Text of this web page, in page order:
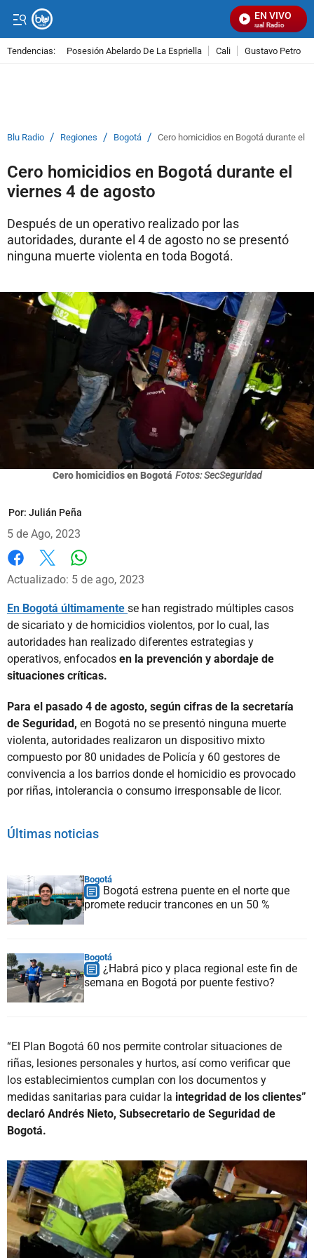
EN VIVO
Señal Visual Radio
Tendencias: Posesión Abelardo De La Espriella Cali Gustavo Petro
Blu Radio / Regiones / Bogotá / Cero homicidios en Bogotá durante el
Cero homicidios en Bogotá durante el
viernes 4 de agosto
Después de un operativo realizado por las
autoridades, durante el 4 de agosto no se presentó
ninguna muerte violenta en toda Bogotá.
Cero homicidios en Bogotá Fotos: SecSeguridad
Por: Julián Peña
5 de Ago, 2023
Facebook
X
Actualizado: 5 de ago, 2023
En Bogotá últimamente se han registrado múltiples casos
de sicariato y de homicidios violentos, por lo cual, las
autoridades han realizado diferentes estrategias y
operativos, enfocados en la prevención y abordaje de
situaciones críticas.
Para el pasado 4 de agosto, según cifras de la secretaría
de Seguridad, en Bogotá no se presentó ninguna muerte
violenta, autoridades realizaron un dispositivo mixto
compuesto por 80 unidades de Policía y 60 gestores de
convivencia a los barrios donde el homicidio es provocado
por riñas, intolerancia o consumo irresponsable de licor.
Últimas noticias
Bogotá
Bogotá estrena puente en el norte que
promete reducir trancones en un 50 %
Bogotá
¿Habrá pico y placa regional este fin de
semana en Bogotá por puente festivo?
“El Plan Bogotá 60 nos permite controlar situaciones de
riñas, lesiones personales y hurtos, así como verificar que
los establecimientos cumplan con los documentos y
medidas sanitarias para cuidar la integridad de los clientes”
declaró Andrés Nieto, Subsecretario de Seguridad de
Bogotá.